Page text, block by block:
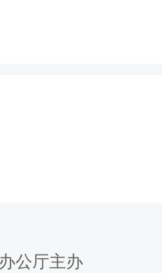
学习习近平
对照问题抓
公厅主办